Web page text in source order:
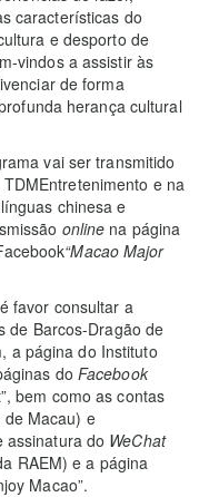
características do
e desporto de
vindos a assistir às
de forma
herança cultural
vai ser transmitido
e na
chinesa e
online na página
“Macao Major
favor consultar a
de Barcos-Dragão de
a página do Instituto
do Facebook
bem como as contas
de Macau) e
assinatura do WeChat
RAEM) e a página
Macao”.